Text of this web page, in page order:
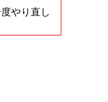
やり直し